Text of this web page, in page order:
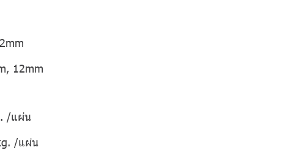
12mm
/แผ่น
/แผ่น